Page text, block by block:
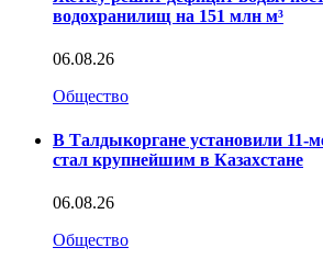
водохранилищ на 151 млн м³
06.08.26
Общество
В Талдыкоргане установили 11-
стал крупнейшим в Казахстане
06.08.26
Общество